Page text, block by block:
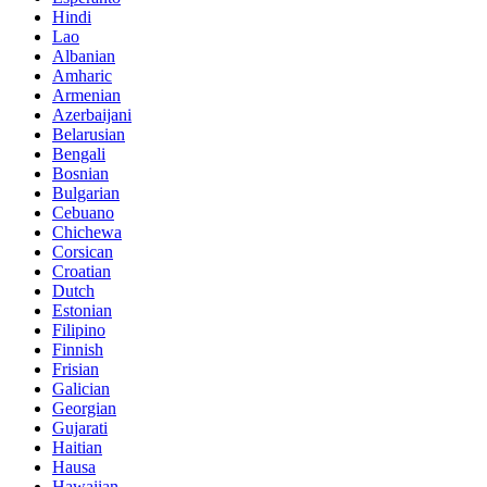
Hindi
Lao
Albanian
Amharic
Armenian
Azerbaijani
Belarusian
Bengali
Bosnian
Bulgarian
Cebuano
Chichewa
Corsican
Croatian
Dutch
Estonian
Filipino
Finnish
Frisian
Galician
Georgian
Gujarati
Haitian
Hausa